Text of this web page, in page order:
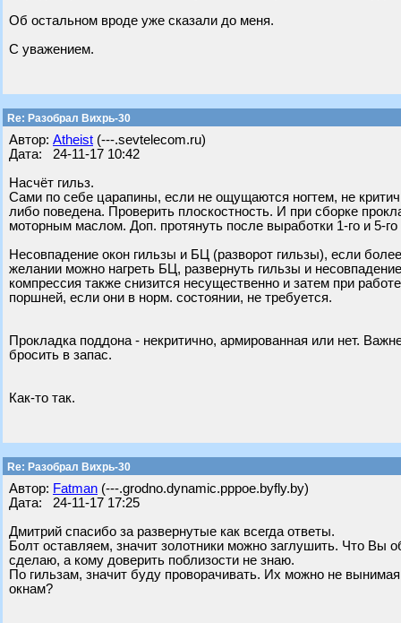
Об остальном вроде уже сказали до меня.
С уважением.
Re: Разобрал Вихрь-30
Автор: Atheist (---.sevtelecom.ru)
Дата: 24-11-17 10:42
Насчёт гильз.
Сами по себе царапины, если не ощущаются ногтем, не
либо поведена. Проверить плоскостность. И при сборке
моторным маслом. Доп. протянуть после выработки 1-го и 5-го
Несовпадение окон гильзы и БЦ (разворот гильзы), если
желании можно нагреть БЦ, развернуть гильзы и
компрессия также снизится несущественно и затем при
поршней, если они в норм. состоянии, не требуется.
Прокладка поддона - некритично, армированная или нет.
бросить в запас.
Как-то так.
Re: Разобрал Вихрь-30
Автор: Fatman (---.grodno.dynamic.pppoe.byfly.by)
Дата: 24-11-17 17:25
Дмитрий спасибо за развернутые как всегда ответы.
Болт оставляем, значит золотники можно заглушить. Что
сделаю, а кому доверить поблизости не знаю.
По гильзам, значит буду проворачивать. Их можно не
окнам?